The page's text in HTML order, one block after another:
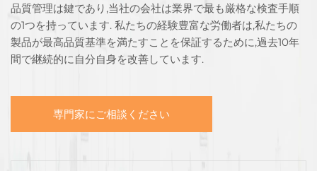
品質管理は鍵であり,当社の会社は業界で最も厳格な検査手順
の1つを持っています. 私たちの経験豊富な労働者は,私たちの
製品が最高品質基準を満たすことを保証するために,過去10年
間で継続的に自分自身を改善しています.
専門家にご相談ください